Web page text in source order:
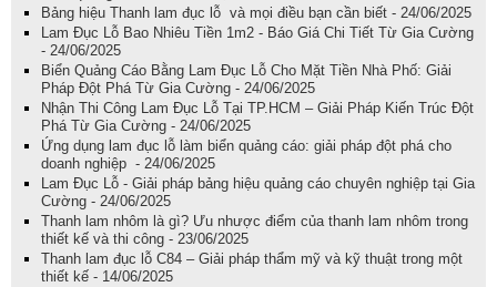
Bảng hiệu Thanh lam đục lỗ và mọi điều bạn cần biết - 24/06/2025
Lam Đục Lỗ Bao Nhiêu Tiền 1m2 - Báo Giá Chi Tiết Từ Gia Cường
- 24/06/2025
Biển Quảng Cáo Bằng Lam Đục Lỗ Cho Mặt Tiền Nhà Phố: Giải
Pháp Đột Phá Từ Gia Cường - 24/06/2025
Nhận Thi Công Lam Đục Lỗ Tại TP.HCM – Giải Pháp Kiến Trúc Đột
Phá Từ Gia Cường - 24/06/2025
Ứng dụng lam đục lỗ làm biển quảng cáo: giải pháp đột phá cho
doanh nghiệp - 24/06/2025
Lam Đục Lỗ - Giải pháp bảng hiệu quảng cáo chuyên nghiệp tại Gia
Cường - 24/06/2025
Thanh lam nhôm là gì? Ưu nhược điểm của thanh lam nhôm trong
thiết kế và thi công - 23/06/2025
Thanh lam đục lỗ C84 – Giải pháp thẩm mỹ và kỹ thuật trong một
thiết kế - 14/06/2025